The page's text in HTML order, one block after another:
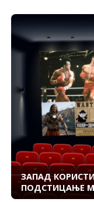
ЗАПАД
ПОДСТИЦАЊЕ